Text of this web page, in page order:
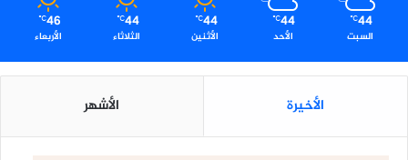
44
℃
السبت
44
℃
الأحد
44
℃
الأثنين
44
℃
الثلاثاء
46
℃
الأربعاء
الأخيرة الأشهر